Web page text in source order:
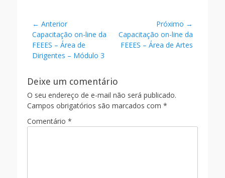
e
b
o
o
k
itt
er l e
Navegação
de
Post
← Anterior
Post
anterior:
Capacitação on-line da
FEEES – Área de
Dirigentes – Módulo 3
Próximo →
Próximo
post:
Capacitação on-line da
FEEES – Área de Artes
Deixe um comentário
O seu endereço de e-mail não será publicado.
Campos obrigatórios são marcados com *
Comentário *